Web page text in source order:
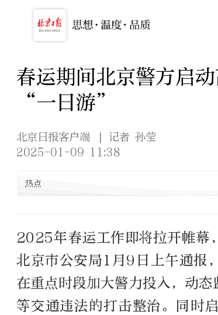
春运期间北京警方启
“一日游”
北京日报客户端
| 记者 孙莹
2025-01-09 11:38
热点
2025年春运工作即将拉开帷幕
北京市公安局1月9日上午通报
在重点时段加大警力投入，动
等交通违法的打击整治。同